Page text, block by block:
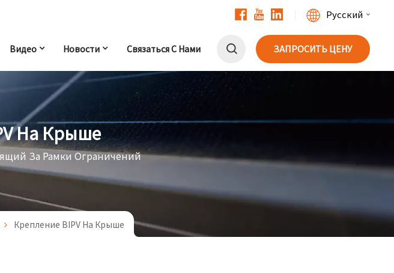
Русский
Deutsch
Español
Видео Новости Связаться С Нами ЗАПРОСИТЬ ЦЕНУ
На Крыше
За Рамки Ограничений
Крепление BIPV На Крыше